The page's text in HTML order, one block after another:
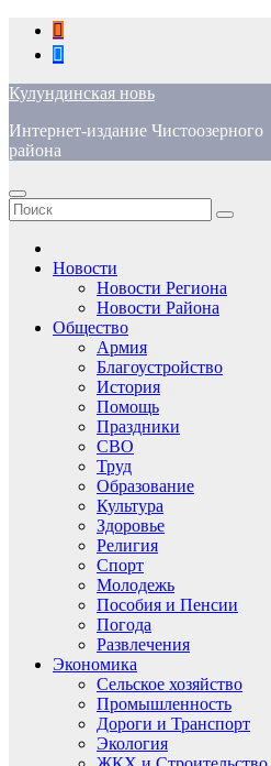
Перейти
содержимому
Кулундинская новь
Интернет-издание Чистоозерного
района
Новости
Новости Региона
Новости Района
Общество
Армия
Благоустройство
История
Помощь
Праздники
СВО
Труд
Образование
Культура
Здоровье
Религия
Спорт
Молодежь
Пособия и Пенсии
Погода
Развлечения
Экономика
Сельское хозяйство
Промышленность
Дороги и Транспорт
Экология